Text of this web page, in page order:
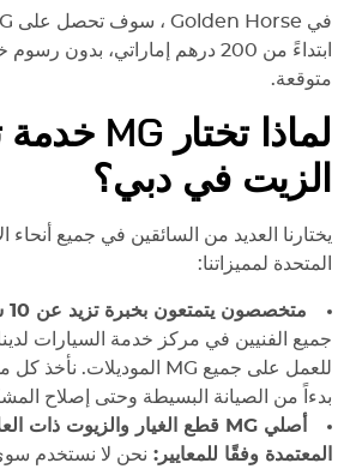
في Golden Horse ، سوف تحصل على
ابتداءً من 200 درهم إماراتي، بدون
متوقعة.
لماذا تختارMG خدمة
الزيت في دبي؟
يختارنا العديد من السائقين في جميع أنحاء
المتحدة لمميزاتنا:
متخصصون يتمتعون بخبرة تزيد عن 10 سنوات من الخبرة:
جميع الفنيين في مركز خدمة السيارات
للعمل على جميع MG
الموديلات. نأخذ
بدءاً من الصيانة البسيطة وحتى إصلاح
أصلي MG قطع الغيار والزيوت ذات
المعتمدة وفقًا للمعايير: نحن لا نستخدم